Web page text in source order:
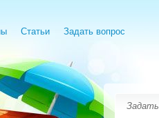
Статьи Задать вопрос